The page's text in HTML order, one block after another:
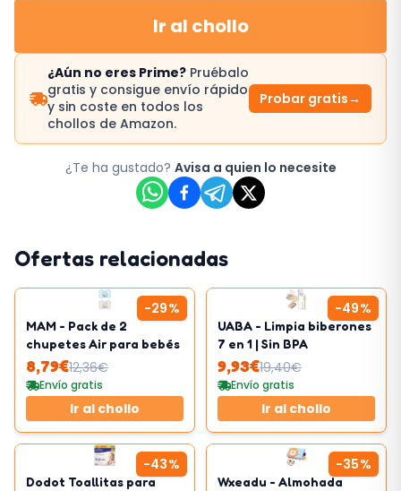
Ir al chollo
¿Aún no eres Prime? Pruébalo
gratis y consigue envío rápido
y sin coste en todos los
chollos de Amazon.
Probar gratis→
¿Te ha gustado? Avisa a quien lo necesite
Ofertas relacionadas
-29%
MAM - Pack de 2
chupetes Air para bebés
8,79€12,36€
Envío gratis
Ir al chollo
-49%
UABA - Limpia biberones
7 en 1 | Sin BPA
9,93€19,40€
Envío gratis
Ir al chollo
-43%
Dodot Toallitas para
-35%
Wxeadu - Almohada